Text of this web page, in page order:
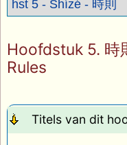
Hoofdstuk 5. 時
Rules
Titels van dit